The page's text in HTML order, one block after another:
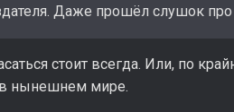
Даже прошёл слушок
стоит всегда. Или, по
нынешнем мире.